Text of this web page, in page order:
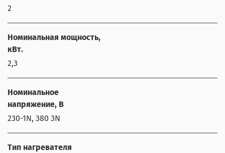
2
Номинальная мощность,
кВт.
2,3
Номинальное
напряжение, В
230-1N, 380 3N
Тип нагревателя